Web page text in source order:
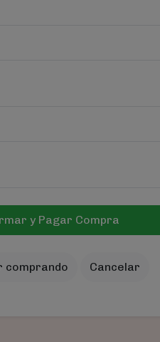
y Pagar Compra
comprando Cancelar